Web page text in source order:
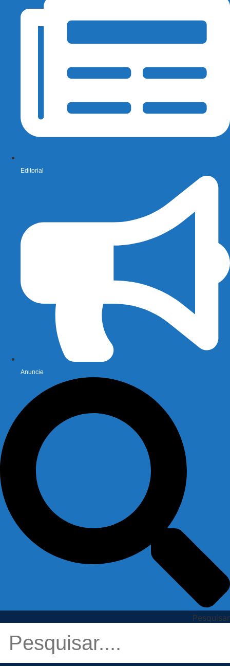
Editorial
Anuncie
Pesquisar